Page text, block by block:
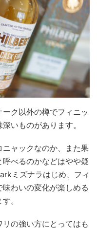
ク以外の樽でフィニッ
いものがあります。
ャックなのか、また果
べるのかなどはやや疑
ミズナラはじめ、フィ
わいの変化が楽しめる
。
の強い方にとってはも